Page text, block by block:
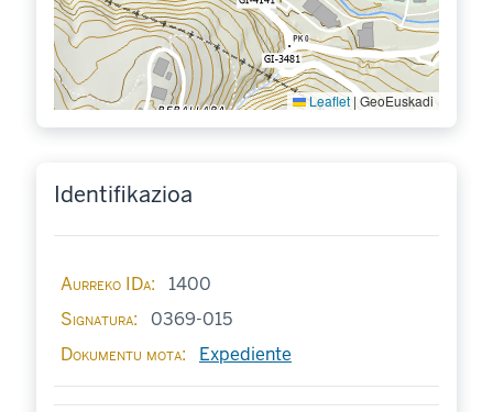
Leaflet |GeoEuskadi
Identifikazioa
Aurreko IDa
1400
Signatura
0369-015
Dokumentu mota
Expediente